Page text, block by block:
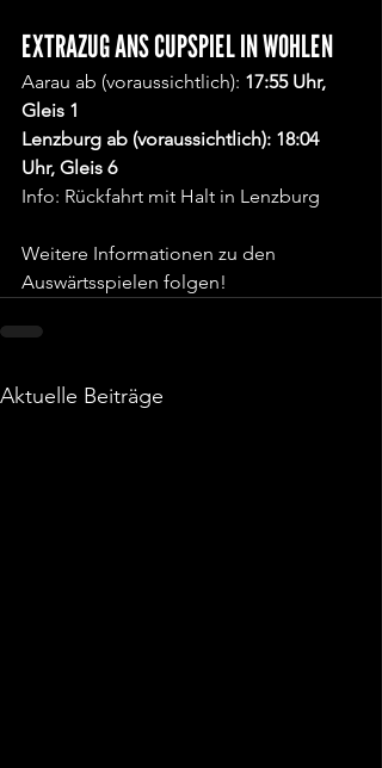
EXTRAZUG ANS CUPSPIEL IN WOHLEN
Aarau ab (voraussichtlich): 17:55 Uhr,
Gleis 1
Lenzburg ab (voraussichtlich): 18:04
Uhr, Gleis 6
Info: Rückfahrt mit Halt in Lenzburg
Weitere Informationen zu den
Auswärtsspielen folgen!
Aktuelle Beiträge